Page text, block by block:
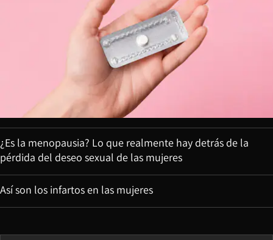
¿Es la menopausia? Lo que realmente hay detrás de la
pérdida del deseo sexual de las mujeres
Así son los infartos en las mujeres